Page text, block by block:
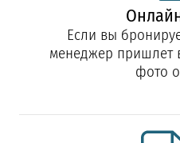
Если вы
менеджер пришлет
фото